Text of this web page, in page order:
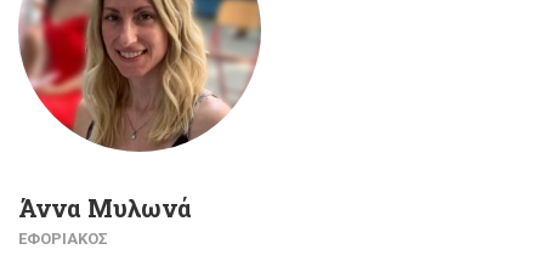
Άννα Μυλωνά
ΕΦΟΡΙΑΚΌΣ